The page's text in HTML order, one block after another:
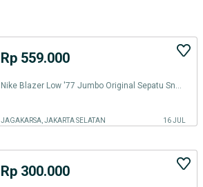
Rp 559.000
JAGAKARSA, JAKARTA SELATAN 16 JUL
Rp 300.000